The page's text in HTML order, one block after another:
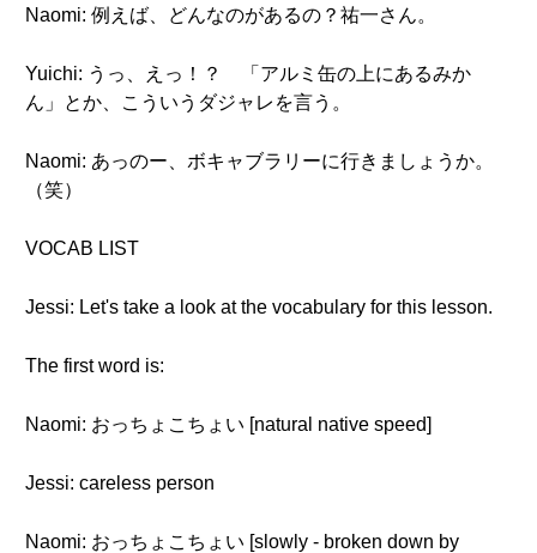
Naomi: 例えば、どんなのがあるの？祐一さん。
Yuichi: うっ、えっ！？ 「アルミ缶の上にあるみか
ん」とか、こういうダジャレを言う。
Naomi: あっのー、ボキャブラリーに行きましょうか。
（笑）
VOCAB LIST
Jessi: Let's take a look at the vocabulary for this lesson.
The first word is:
Naomi: おっちょこちょい [natural native speed]
Jessi: careless person
Naomi: おっちょこちょい [slowly - broken down by